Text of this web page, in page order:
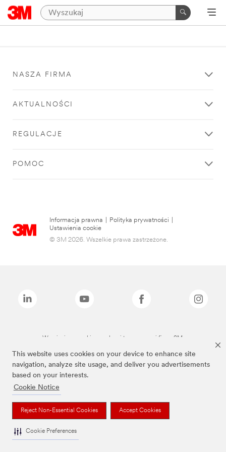
This website uses cookies on your device to enhance site
navigation, analyze site usage, and deliver you advertisements
based on your interests.
Cookie Notice
Reject Non-Essential Cookies Accept Cookies
Cookie Preferences
NASZA FIRMA
AKTUALNOŚCI
REGULACJE
POMOC
Informacja prawna Polityka prywatności
Ustawienia cookie
© 3M 2026. Wszelkie prawa zastrzeżone.
Wymienione marki są znakami towarowymi firmy 3M.